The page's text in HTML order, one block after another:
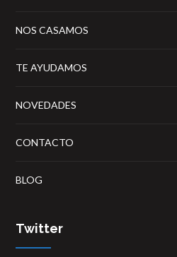
NOS CASAMOS
TE AYUDAMOS
NOVEDADES
CONTACTO
BLOG
Twitter